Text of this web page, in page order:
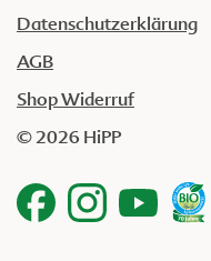
Datenschutzerklärung
AGB
Shop Widerruf
© 2026 HiPP